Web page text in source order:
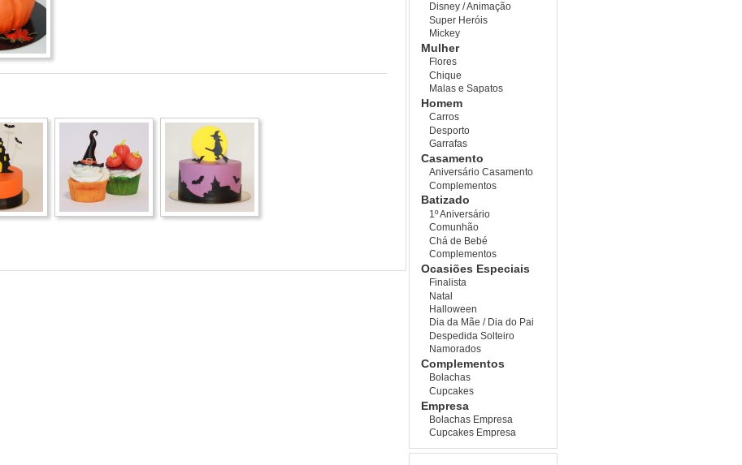
Disney / Animação
Super Heróis
Mickey
Mulher
Flores
Chique
Malas e Sapatos
Homem
Carros
Desporto
Garrafas
Casamento
Aniversário Casamento
Complementos
Batizado
1º Aniversário
Comunhão
Chá de Bebé
Complementos
Ocasiões Especiais
Finalista
Natal
Halloween
Dia da Mãe / Dia do Pai
Despedida Solteiro
Namorados
Complementos
Bolachas
Cupcakes
Empresa
Bolachas Empresa
Cupcakes Empresa